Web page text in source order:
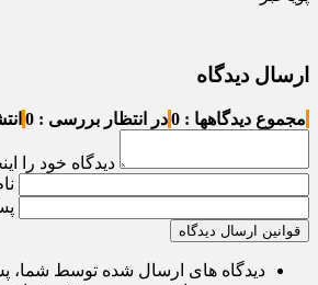
ارسال دیدگاه
مجموع دیدگاهها : 0 در انتظار بررسی : 0
دیدگاه خود را
قوانین ارسال دیدگاه
دیدگاه های ارسال شده توسط شما،